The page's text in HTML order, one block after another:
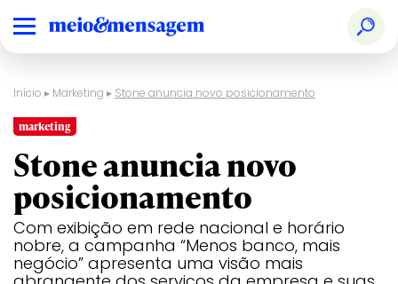
Início ▸ Marketing ▸ Stone anuncia novo posicionamento
marketing
Stone anuncia novo
posicionamento
Com exibição em rede nacional e horário
nobre, a campanha “Menos banco, mais
negócio” apresenta uma visão mais